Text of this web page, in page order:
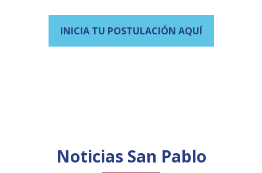
INICIA TU POSTULACIÓN AQUÍ
Noticias San Pablo